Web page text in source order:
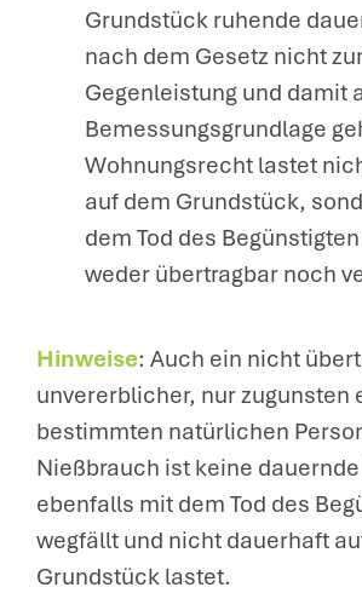
Grundstück ruhende
nach dem Gesetz nicht
Gegenleistung und damit
Bemessungsgrundlage
Wohnungsrecht lastet
auf dem Grundstück,
dem Tod des
weder übertragbar noch
Hinweise: Auch ein nicht
unvererblicher, nur zugunsten
bestimmten natürlichen
Nießbrauch ist keine
ebenfalls mit dem Tod des
wegfällt und nicht dauerhaft
Grundstück lastet.